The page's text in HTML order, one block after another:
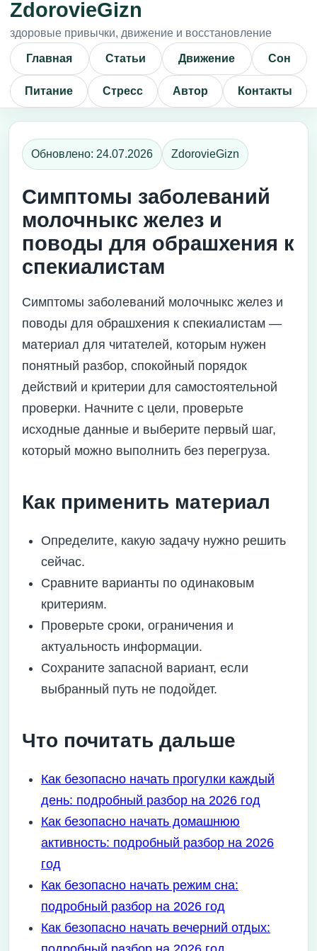
ZdorovieGizn
здоровые привычки, движение и восстановление
Главная Статьи Движение Сон
Питание Стресс Автор Контакты
Обновлено: 24.07.2026 ZdorovieGizn
Симптомы заболеваний
молочныкс желез и
поводы для обрашхения к
спекиалистам
Симптомы заболеваний молочныкс желез и
поводы для обрашхения к спекиалистам —
материал для читателей, которым нужен
понятный разбор, спокойный порядок
действий и критерии для самостоятельной
проверки. Начните с цели, проверьте
исходные данные и выберите первый шаг,
который можно выполнить без перегруза.
Как применить материал
Определите, какую задачу нужно решить
сейчас.
Сравните варианты по одинаковым
критериям.
Проверьте сроки, ограничения и
актуальность информации.
Сохраните запасной вариант, если
выбранный путь не подойдет.
Что почитать дальше
Как безопасно начать прогулки каждый
день: подробный разбор на 2026 год
Как безопасно начать домашнюю
активность: подробный разбор на 2026
год
Как безопасно начать режим сна:
подробный разбор на 2026 год
Как безопасно начать вечерний отдых: